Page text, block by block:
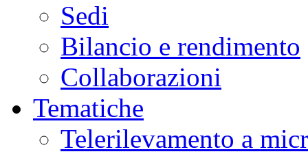
Sedi
Bilancio e rendimento
Collaborazioni
Tematiche
Telerilevamento a